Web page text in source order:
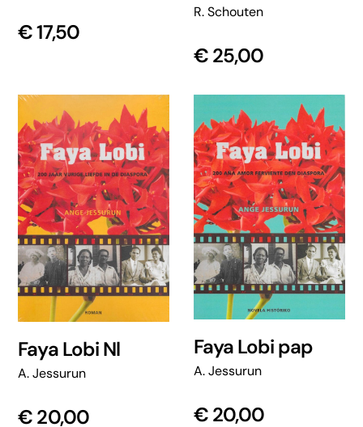
€17,50
R. Schouten
€25,00
Faya Lobi Nl
A. Jessurun
€20,00
Faya Lobi pap
A. Jessurun
€20,00